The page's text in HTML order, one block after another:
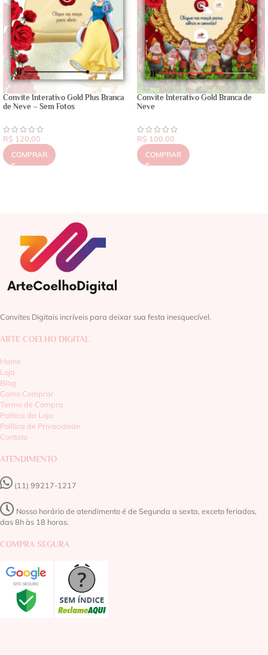
Convite Interativo Gold Plus Branca
de Neve – Sem Fotos
R$ 120,00
COMPRAR
Convite Interativo Gold Branca de
Neve
R$ 100,00
COMPRAR
Convites Digitais incríveis para deixar sua festa inesquecível.
ARTE COELHO DIGITAL
Home
Loja
Blog
Como Comprar
Termo de Compra
Política da Loja
Política de Privacidade
Contato
ATENDIMENTO
(11) 99217-1217‬
Nosso horário de atendimento é de Segunda a sexta, exceto feriados,
das 8h às 18 horas.
COMPRA SEGURA